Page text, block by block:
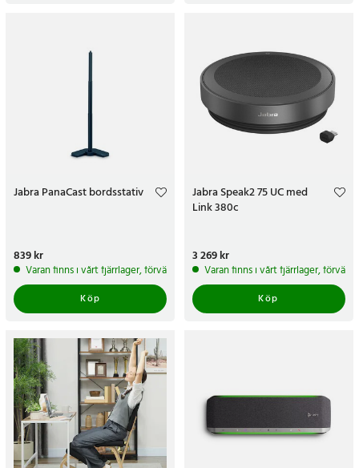
Jabra PanaCast bordsstativ
Pris:839 kr
839 kr
Varan finns i vårt fjärrlager, förväntas skickas inom 5-7 arbetsdagar
Köp
Jabra Speak2 75 UC med
Link 380c
Pris:3 269 kr
3 269 kr
Varan finns i vårt fjärrlager,
Köp